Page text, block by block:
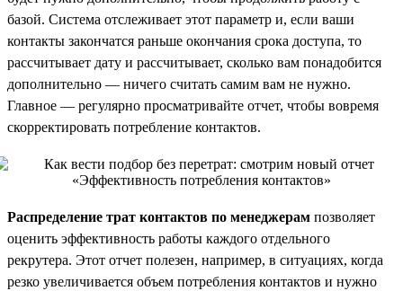
базой. Система отслеживает этот параметр и, если ваши
контакты закончатся раньше окончания срока доступа, то
рассчитывает дату и рассчитывает, сколько вам понадобится
дополнительно — ничего считать самим вам не нужно.
Главное — регулярно просматривайте отчет, чтобы вовремя
скорректировать потребление контактов.
Распределение трат контактов по менеджерам позволяет
оценить эффективность работы каждого отдельного
рекрутера. Этот отчет полезен, например, в ситуациях, когда
резко увеличивается объем потребления контактов и нужно